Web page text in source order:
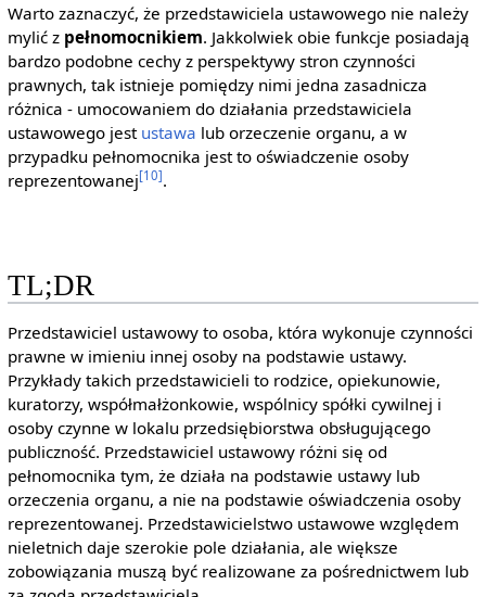
Warto zaznaczyć, że przedstawiciela ustawowego nie należy
mylić z pełnomocnikiem. Jakkolwiek obie funkcje posiadają
bardzo podobne cechy z perspektywy stron czynności
prawnych, tak istnieje pomiędzy nimi jedna zasadnicza
różnica - umocowaniem do działania przedstawiciela
ustawowego jest ustawa lub orzeczenie organu, a w
przypadku pełnomocnika jest to oświadczenie osoby
reprezentowanej[10].
TL;DR
Przedstawiciel ustawowy to osoba, która wykonuje czynności
prawne w imieniu innej osoby na podstawie ustawy.
Przykłady takich przedstawicieli to rodzice, opiekunowie,
kuratorzy, współmałżonkowie, wspólnicy spółki cywilnej i
osoby czynne w lokalu przedsiębiorstwa obsługującego
publiczność. Przedstawiciel ustawowy różni się od
pełnomocnika tym, że działa na podstawie ustawy lub
orzeczenia organu, a nie na podstawie oświadczenia osoby
reprezentowanej. Przedstawicielstwo ustawowe względem
nieletnich daje szerokie pole działania, ale większe
zobowiązania muszą być realizowane za pośrednictwem lub